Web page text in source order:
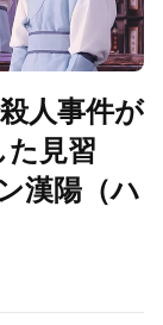
人事件が
見習
漢陽（ハ